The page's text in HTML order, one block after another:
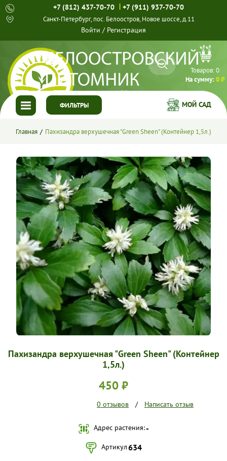
+7 (812) 437-70-70 | +7 (911) 937-70-70
Санкт-Петербург, пос. Белоостров, Новое шоссе, д.11
Войти / Регистрация
Товаров:0
На сумму:0 ₽
ФИЛЬТРЫ
ГЛАВНАЯ
КАТАЛОГ
СПЕЦПРЕДЛОЖЕНИЯ
ГОТОВЫЕ РЕШЕНИЯ
О НАС
УСЛОВИЯ РАБОТЫ
КОНТАКТЫ
МОЙ САД
Главная Пахизандра верхушечная "Green Sheen" (Контейнер 1,5л.)
Пахизандра верхушечная "Green Sheen" (Контейнер
1,5л.)
450 ₽
0 отзывов / Написать отзыв
Адрес растения:-
Артикул634